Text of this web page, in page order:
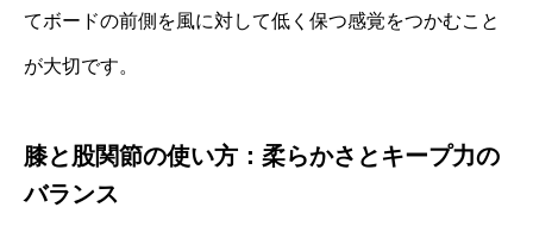
てボードの前側を風に対して低く保つ感覚をつかむこと
が大切です。
膝と股関節の使い方：柔らかさとキープ力の
バランス